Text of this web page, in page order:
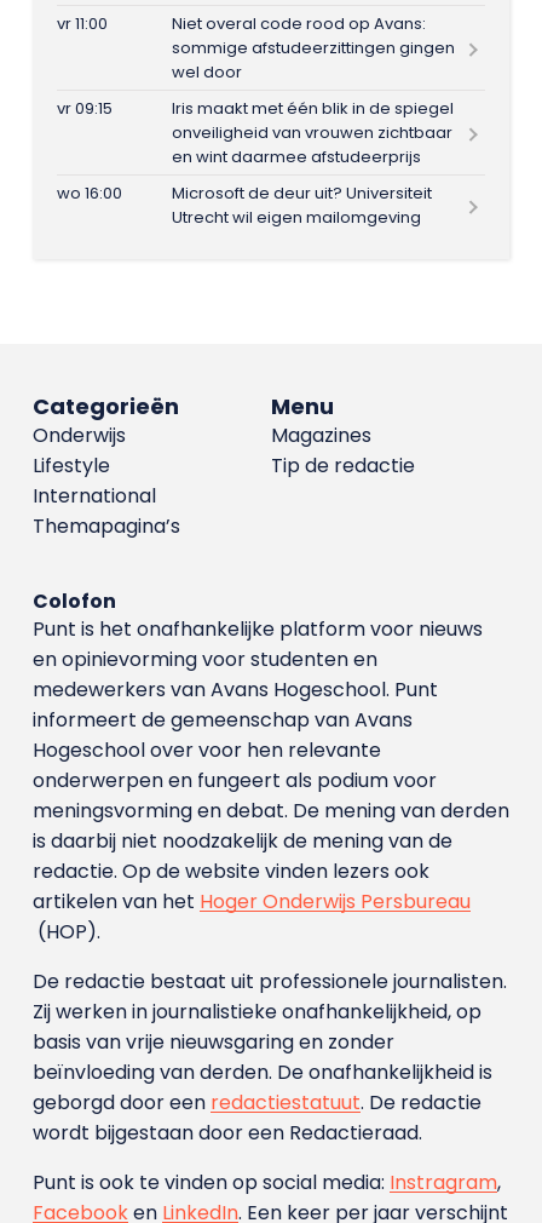
vr 11:00
Niet overal code rood op Avans:
sommige afstudeerzittingen gingen
wel door
vr 09:15
Iris maakt met één blik in de spiegel
onveiligheid van vrouwen zichtbaar
en wint daarmee afstudeerprijs
wo 16:00
Microsoft de deur uit? Universiteit
Utrecht wil eigen mailomgeving
Menu
Magazines
Tip de redactie
Categorieën
Onderwijs
Lifestyle
International
Themapagina’s
Colofon
Punt is het onafhankelijke platform voor nieuws
en opinievorming voor studenten en
medewerkers van Avans Hoge­school. Punt
informeert de gemeenschap van Avans
Hogeschool over voor hen relevante
onderwerpen en fungeert als podium voor
meningsvorming en debat. De mening van derden
is daarbij niet noodzakelijk de mening van de
redactie. Op de website vinden lezers ook
artikelen van het Hoger Onderwijs Persbureau
(HOP).
De redactie bestaat uit professionele journalisten.
Zij werken in journalistieke onafhankelijkheid, op
basis van vrije nieuwsgaring en zonder
beïnvloeding van derden. De onafhankelijkheid is
geborgd door een redactiestatuut. De redactie
wordt bijgestaan door een Redactieraad.
Punt is ook te vinden op social media: Instragram,
Facebooken LinkedIn. Een keer per jaar verschijnt